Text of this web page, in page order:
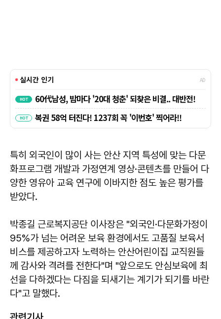
특히 외국인이 많이 사는 안산 지역 특성에 맞는 다문
화프로그램 개발과 가정연계 영상·콘텐츠를 만들어 다
양한 영유아 교육 연구에 이바지한 점도 높은 평가를
받았다.
박종길 근로복지공단 이사장은 "외국인·다문화가정이
95%가 넘는 어려운 보육 환경에서도 고품질 보육서
비스를 제공하고자 노력하는 안산어린이집 교직원들
께 감사와 격려를 전한다"며 "앞으로도 안심보육에 최
선을 다하겠다는 다짐을 되새기는 계기가 되기를 바란
다"고 말했다.